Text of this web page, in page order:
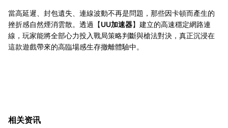
當高延遲、封包遺失、連線波動不再是問題，那些因卡頓而產生的
挫折感自然煙消雲散。透過【UU加速器】建立的高速穩定網路連
線，玩家能將全部心力投入戰局策略判斷與槍法對決，真正沉浸在
這款遊戲帶來的高臨場感生存撤離體驗中。
相关资讯